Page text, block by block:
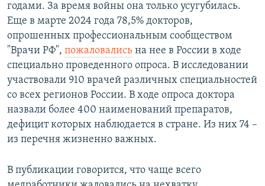
годами. За время войны она только усугубилась.
Еще в марте 2024 года 78,5% докторов,
опрошенных профессиональным сообществом
"Врачи РФ", пожаловались на нее в России в ходе
специально проведенного опроса. В исследовании
участвовали 910 врачей различных специальностей
со всех регионов России. В ходе опроса доктора
назвали более 400 наименований препаратов,
дефицит которых наблюдается в стране. Из них 74 –
из перечня жизненно важных.
В публикации говорится, что чаще всего